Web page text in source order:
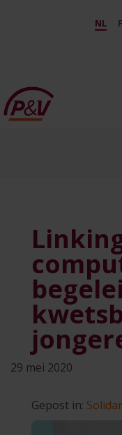
Linking NL
29 mei 2020
Gepost in: